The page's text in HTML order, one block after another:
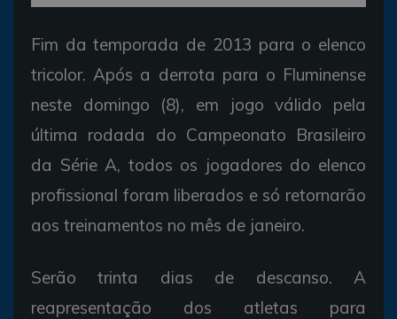
Fim da temporada de 2013 para o elenco
tricolor. Após a derrota para o Fluminense
neste domingo (8), em jogo válido pela
última rodada do Campeonato Brasileiro
da Série A, todos os jogadores do elenco
profissional foram liberados e só retornarão
aos treinamentos no mês de janeiro.
Serão trinta dias de descanso. A
reapresentação dos atletas para